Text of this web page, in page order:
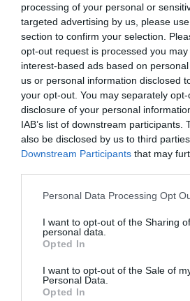
processing of your personal or
targeted advertising by us, please
section to confirm your selection.
opt-out request is processed you
interest-based ads based on
us or personal information disclosed
your opt-out. You may separately
disclosure of your personal
IAB’s list of downstream participants.
also be disclosed by us to third
Downstream Participants that may
Please note that this website/app
not limited to your visit or usage
grant or deny consent to Google and
use your data for below specified
consent section.
Personal Data Processing Opt
I want to opt-out of the Sharing
personal data.
Opted In
I want to opt-out of the Sale of
Personal Data.
Opted In
BEFEKTETÉS
Ez volt a lakossági befektetők